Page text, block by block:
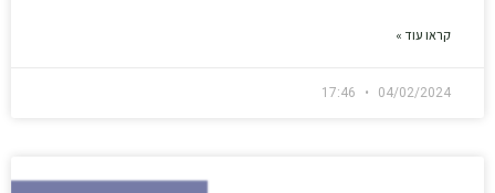
קראו עוד »
04/02/2024